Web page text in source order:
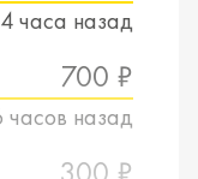
4 часа назад
700 ₽
часов назад